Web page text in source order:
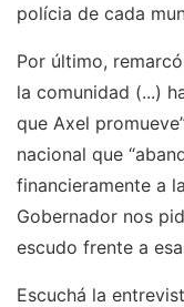
polícia de cada
Por último,
la comunidad (...)
que Axel
nacional que
financieramente a
Gobernador nos
escudo frente a
Escuchá la